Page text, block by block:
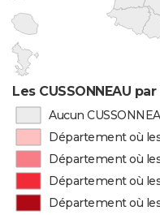
Les CUSSONNEAU
Aucun
Département où
Département où
Département où
Département où